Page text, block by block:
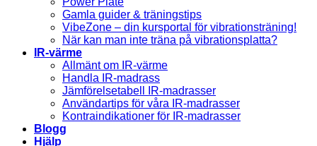
Gamla guider & träningstips
VibeZone – din kursportal för vibrationsträning!
När kan man inte träna på vibrationsplatta?
IR-värme
Allmänt om IR-värme
Handla IR-madrass
Jämförelsetabell IR-madrasser
Användartips för våra IR-madrasser
Kontraindikationer för IR-madrasser
Blogg
Hjälp